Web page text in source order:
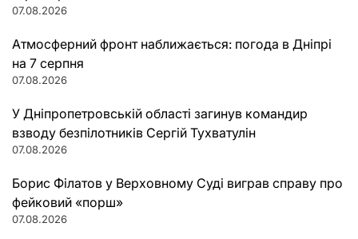
07.08.2026
Атмосферний фронт наближається: погода в Дніпрі
на 7 серпня
07.08.2026
У Дніпропетровській області загинув командир
взводу безпілотників Сергій Тухватулін
07.08.2026
Борис Філатов у Верховному Суді виграв справу про
фейковий «порш»
07.08.2026